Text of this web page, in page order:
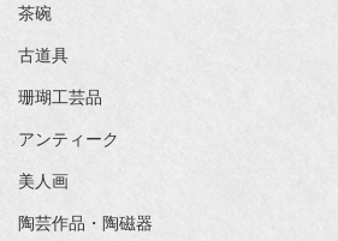
茶碗
古道具
珊瑚工芸品
アンティーク
美人画
陶芸作品・陶磁器